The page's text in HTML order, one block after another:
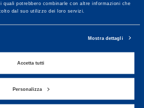
quali potrebbero combinarle con altre informazioni che
dal suo utilizzo dei loro servizi.
Mostra dettagli
Accetta tutti
Personalizza